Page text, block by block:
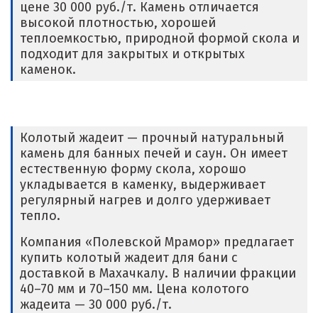
цене 30 000 руб./т. Камень отличается
высокой плотностью, хорошей
теплоемкостью, природной формой скола и
подходит для закрытых и открытых
каменок.
Колотый жадеит — прочный натуральный
камень для банных печей и саун. Он имеет
естественную форму скола, хорошо
укладывается в каменку, выдерживает
регулярный нагрев и долго удерживает
тепло.
Компания «Полевской Мрамор» предлагает
купить колотый жадеит для бани с
доставкой в Махачкалу. В наличии фракции
40–70 мм и 70–150 мм. Цена колотого
жадеита — 30 000 руб./т.